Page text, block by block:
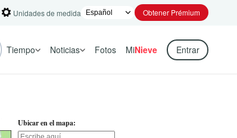
Unidades de medida Obtener Prémium
Tiempo Noticias Fotos MiNieve Entrar
Ubicar en el mapa: